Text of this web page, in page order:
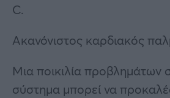
C.
Ακανόνιστος καρδιακός
Μια ποικιλία προβλημάτων
σύστημα μπορεί να